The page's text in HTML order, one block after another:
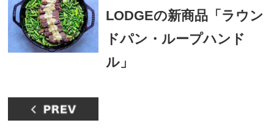
LODGEの新商品「ラウン
ドパン・ループハンド
ル」